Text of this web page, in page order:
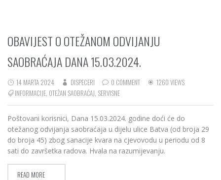
OBAVIJEST O OTEŽANOM ODVIJANJU
SAOBRAĆAJA DANA 15.03.2024.
14 MARTA 2024 DISPECERI 0 COMMENT
1260 VIEWS
INFORMACIJE OTEŽAN SAOBRAĆAJ SERVISNE
Poštovani korisnici, Dana 15.03.2024. godine doći će do
otežanog odvijanja saobraćaja u dijelu ulice Batva (od broja 29
do broja 45) zbog sanacije kvara na cjevovodu u periodu od 8
sati do završetka radova. Hvala na razumijevanju.
READ MORE